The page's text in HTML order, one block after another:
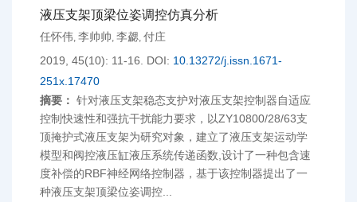
液压支架顶梁位姿调控仿真分析
任怀伟, 李帅帅, 李勰, 付庄
2019, 45(10): 11-16.
DOI: 10.13272/j.issn.1671-
251x.17470
摘要： 针对液压支架稳态支护对液压支架控制器自适应
控制快速性和强抗干扰能力要求，以ZY10800/28/63支
顶掩护式液压支架为研究对象，建立了液压支架运动学
模型和阀控液压缸液压系统传递函数,设计了一种包含速
度补偿的RBF神经网络控制器，基于该控制器提出了一
种液压支架顶梁位姿调控...